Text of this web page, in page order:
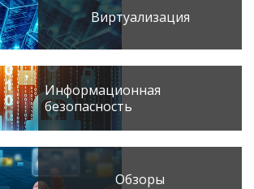
Виртуализация
Информационная
безопасность
Обзоры